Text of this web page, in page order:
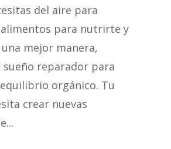
del aire para
para nutrirte y
mejor manera,
sueño reparador para
orgánico. Tu
crear nuevas